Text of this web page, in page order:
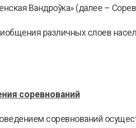
Вандроўка» (далее –
различных слоев
соревнований
соревнований